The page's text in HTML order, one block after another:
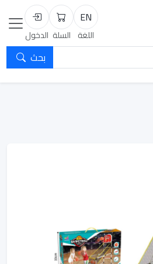
EN
اللغة
السلة
السلة
تسجيل
الدخول
بحث